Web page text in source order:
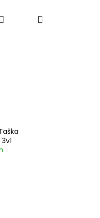
PrihlásenieNákupný